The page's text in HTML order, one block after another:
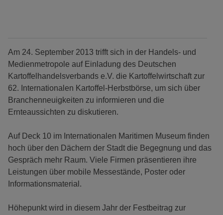
Am 24. September 2013 trifft sich in der Handels- und
Medienmetropole auf Einladung des Deutschen
Kartoffelhandelsverbands e.V. die Kartoffelwirtschaft zur
62. Internationalen Kartoffel-Herbstbörse, um sich über
Branchenneuigkeiten zu informieren und die
Ernteaussichten zu diskutieren.
Auf Deck 10 im Internationalen Maritimen Museum finden
hoch über den Dächern der Stadt die Begegnung und das
Gespräch mehr Raum. Viele Firmen präsentieren ihre
Leistungen über mobile Messestände, Poster oder
Informationsmaterial.
Höhepunkt wird in diesem Jahr der Festbeitrag zur